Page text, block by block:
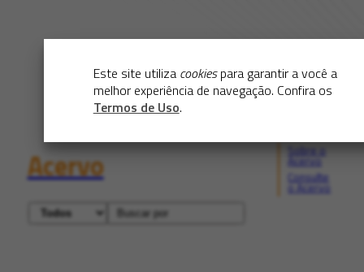
Este site utiliza cookiespara garantir a você a
melhor experiência de navegação. Confira os
Termos de Uso.
Acervo
Consulte